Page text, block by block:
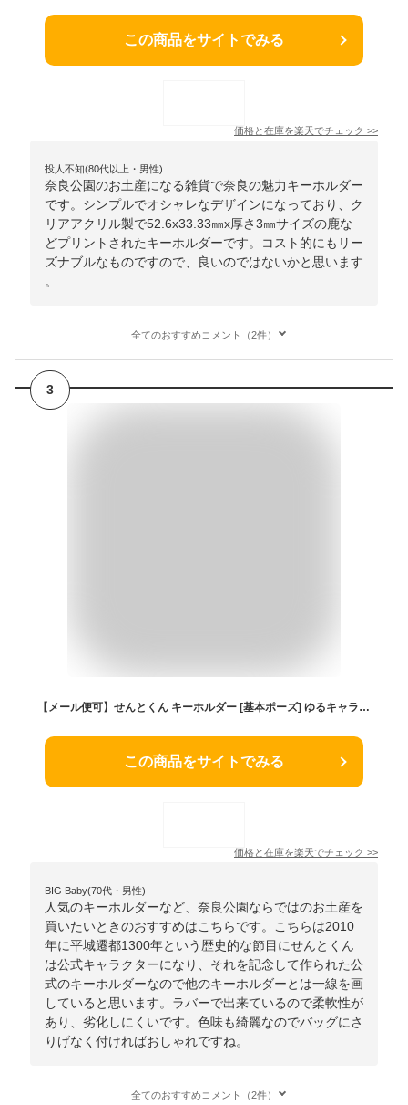
この商品をサイトでみる
価格と在庫を楽天でチェック >>
投人不知(80代以上・男性)
奈良公園のお土産になる雑貨で奈良の魅力キーホルダー
です。シンプルでオシャレなデザインになっており、ク
リアアクリル製で52.6x33.33㎜x厚さ3㎜サイズの鹿な
どプリントされたキーホルダーです。コスト的にもリー
ズナブルなものですので、良いのではないかと思います
。
全てのおすすめコメント（2件）
3
【メール便可】せんとくん キーホルダー [基本ポーズ] ゆるキャラ 奈良県 平城遷都1300年☆平城遷都1300年記念事業公認品☆
この商品をサイトでみる
価格と在庫を楽天でチェック >>
BIG Baby(70代・男性)
人気のキーホルダーなど、奈良公園ならではのお土産を
買いたいときのおすすめはこちらです。こちらは2010
年に平城遷都1300年という歴史的な節目にせんとくん
は公式キャラクターになり、それを記念して作られた公
式のキーホルダーなので他のキーホルダーとは一線を画
していると思います。ラバーで出来ているので柔軟性が
あり、劣化しにくいです。色味も綺麗なのでバッグにさ
りげなく付ければおしゃれですね。
全てのおすすめコメント（2件）